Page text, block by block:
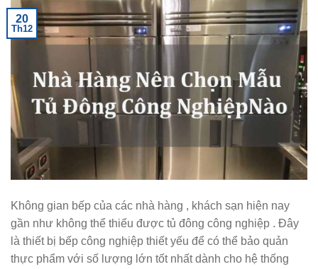
20
Th12
Không gian bếp của các nhà hàng , khách sạn hiện nay
gần như không thể thiếu được tủ đông công nghiệp . Đây
là thiết bị bếp công nghiệp thiết yếu để có thể bảo quản
thực phẩm với số lượng lớn tốt nhất dành cho hệ thống